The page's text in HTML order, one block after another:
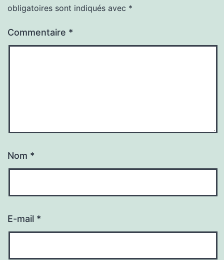
obligatoires sont indiqués avec *
Commentaire *
Nom *
E-mail *